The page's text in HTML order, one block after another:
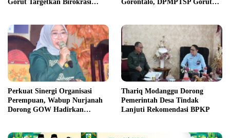
Gorut Targetkan Birokrasi
Gorontalo, DPMPTSP Gorut
Perkuat Sinergi Organisasi
Perempuan, Wabup Nurjanah
Dorong GOW Hadirkan
Thariq Modanggu Dorong
Pemerintah Desa Tindak
Lanjuti Rekomendasi BPKP